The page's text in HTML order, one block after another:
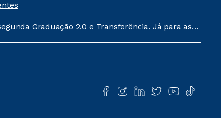
Graduação 2.0 e Transferência. Já para as
conforme exposto no contrato de prestação de